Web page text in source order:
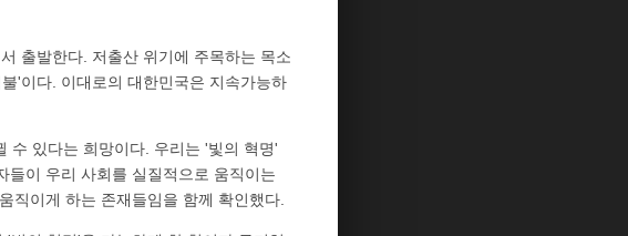
출발한다. 저출산 위기에 주목하는 목소
'이다. 이대로의 대한민국은 지속가능하
수 있다는 희망이다. 우리는 '빛의 혁명'
들이 우리 사회를 실질적으로 움직이는
직이게 하는 존재들임을 함께 확인했다.